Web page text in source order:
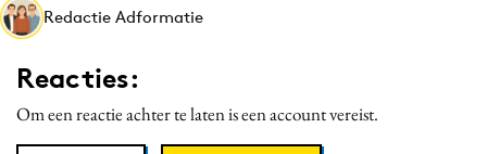
Merkstrategie
PR
Programmatic
Purpose Marketing
Reputatie & crisis
Redactie Adformatie
Reacties:
Om een reactie achter te laten is een account vereist.